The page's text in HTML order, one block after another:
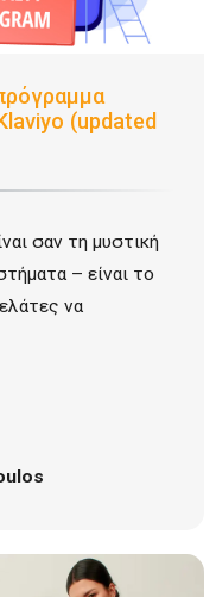
(updated
σαν τη μυστική
– είναι το
να